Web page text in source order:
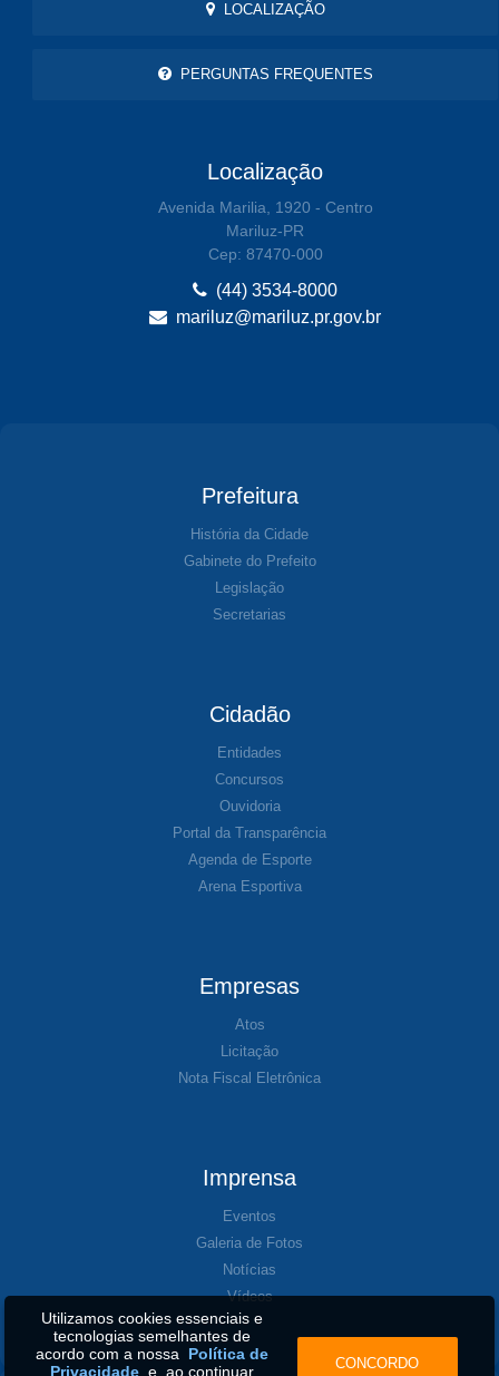
LOCALIZAÇÃO
PERGUNTAS FREQUENTES
Localização
Avenida Marilia, 1920 - Centro
Mariluz-PR
Cep: 87470-000
(44) 3534-8000
mariluz@mariluz.pr.gov.br
Prefeitura
História da Cidade
Gabinete do Prefeito
Legislação
Secretarias
Cidadão
Entidades
Concursos
Ouvidoria
Portal da Transparência
Agenda de Esporte
Arena Esportiva
Empresas
Atos
Licitação
Nota Fiscal Eletrônica
Imprensa
Eventos
Galeria de Fotos
Notícias
Vídeos
Utilizamos cookies essenciais e
tecnologias semelhantes de
acordo com a nossa Política de
Privacidadee, ao continuar CONCORDO